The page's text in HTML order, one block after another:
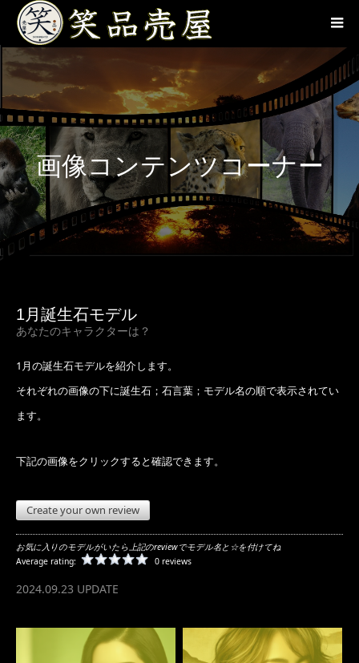
画像コンテンツコーナー
1月誕生石モデル
あなたのキャラクターは？
1月の誕生石モデルを紹介します。
それぞれの画像の下に誕生石；石言葉；モデル名の順で表示されてい
ます。
下記の画像をクリックすると確認できます。
Create your own review
お気に入りのモデルがいたら上記のreviewでモデル名と☆を付けてね
Average rating:
0 reviews
2024.09.23 UPDATE